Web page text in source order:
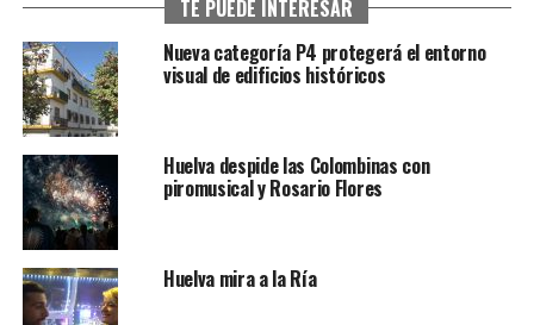
TE PUEDE INTERESAR
Nueva categoría P4 protegerá el entorno
visual de edificios históricos
Huelva despide las Colombinas con
piromusical y Rosario Flores
Huelva mira a la Ría